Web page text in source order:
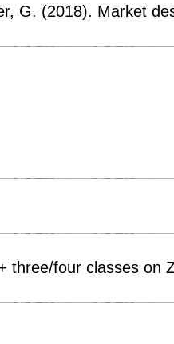
G. (2018). Market
three/four classes on